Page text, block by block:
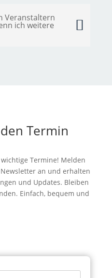
Veranstaltern
ich weitere
Termin
Termine! Melden
an und erhalten
und Updates. Bleiben
Einfach, bequem und